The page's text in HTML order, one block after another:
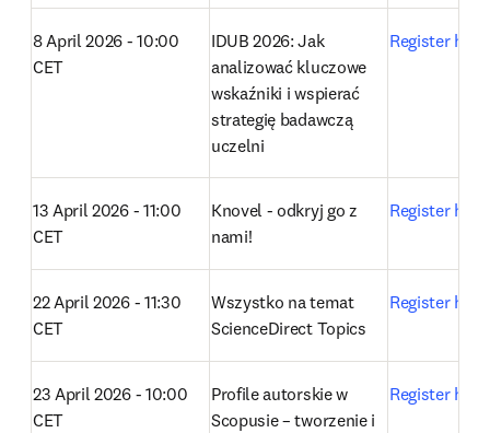
8 April 2026 - 10:00
CET
IDUB 2026: Jak
analizować kluczowe
wskaźniki i wspierać
strategię badawczą
uczelni
Register here
13 April 2026 - 11:00
CET
Knovel - odkryj go z
nami!
Register here
22 April 2026 - 11:30
CET
Wszystko na temat
ScienceDirect Topics
Register here
23 April 2026 - 10:00
CET
Profile autorskie w
Scopusie – tworzenie i
Register here